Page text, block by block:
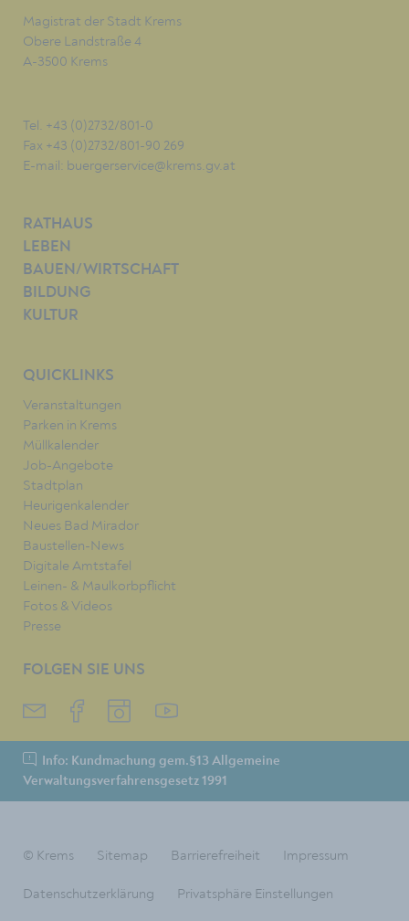
Magistrat der Stadt Krems
Obere Landstraße 4
A-3500 Krems
Tel. +43 (0)2732/801-0
Fax +43 (0)2732/801-90 269
E-mail: buergerservice@krems.gv.at
RATHAUS
LEBEN
BAUEN/WIRTSCHAFT
BILDUNG
KULTUR
QUICKLINKS
Veranstaltungen
Parken in Krems
Müllkalender
Job-Angebote
Stadtplan
Heurigenkalender
Neues Bad Mirador
Baustellen-News
Digitale Amtstafel
Leinen- & Maulkorbpflicht
Fotos & Videos
Presse
FOLGEN SIE UNS
Info: Kundmachung gem.§13 Allgemeine
Verwaltungsverfahrensgesetz 1991
© Krems Sitemap Barrierefreiheit Impressum
Datenschutzerklärung Privatsphäre Einstellungen